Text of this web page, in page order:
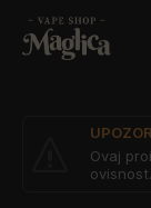
Ovaj
ovisnost.